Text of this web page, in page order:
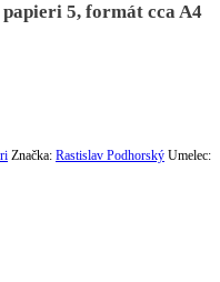
5, formát cca A4
Značka: Rastislav Podhorský Umelec: